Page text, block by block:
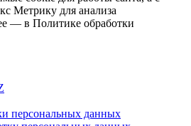
Метрику для анализа
— в Политике обработки
персональных данных